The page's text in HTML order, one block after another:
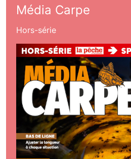
Média Carpe
Hors-série